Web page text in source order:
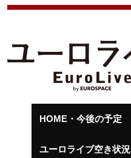
HOME・今後の予定
ユーロライブ空き状況